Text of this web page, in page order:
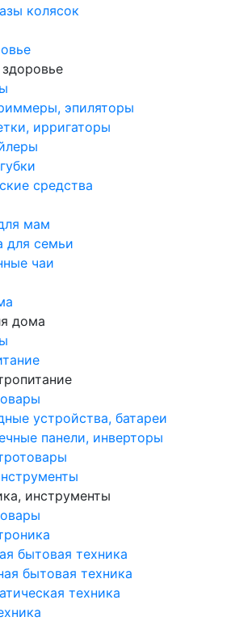
колясок
эпиляторы
ирригаторы
средства
мам
для семьи
чаи
дома
устройства, батареи
панели, инверторы
инструменты
бытовая техника
бытовая техника
техника